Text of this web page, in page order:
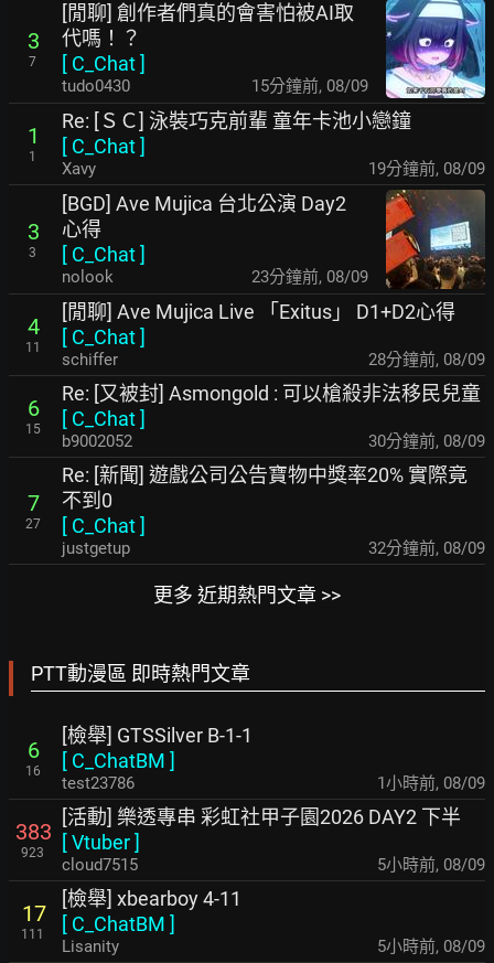
3
7
[閒聊] 創作者們真的會害怕被AI取
代嗎！？
[ C_Chat]
tudo0430 15分鐘前, 08/09
1
1
Re: [ＳＣ] 泳裝巧克前輩 童年卡池小戀鐘
[ C_Chat]
Xavy 19分鐘前, 08/09
3
3
[BGD] Ave Mujica 台北公演 Day2
心得
[ C_Chat]
nolook 23分鐘前, 08/09
4
11
[閒聊] Ave Mujica Live 「Exitus」 D1+D2心得
[ C_Chat]
schiffer 28分鐘前, 08/09
6
15
Re: [又被封] Asmongold : 可以槍殺非法移民兒童
[ C_Chat]
b9002052 30分鐘前, 08/09
7
27
Re: [新聞] 遊戲公司公告寶物中獎率20% 實際竟
不到0
[ C_Chat]
justgetup 32分鐘前, 08/09
更多 近期熱門文章 >>
PTT動漫區 即時熱門文章
6
16
[檢舉] GTSSilver B-1-1
[ C_ChatBM ]
test23786 1小時前, 08/09
383
923
[活動] 樂透專串 彩虹社甲子園2026 DAY2 下半
[Vtuber]
cloud7515 5小時前, 08/09
17
111
[檢舉] xbearboy 4-11
[ C_ChatBM ]
Lisanity 5小時前, 08/09